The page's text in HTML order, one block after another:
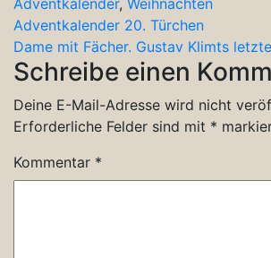
Adventkalender, Weihnachten
Beitragsnavigation
Adventkalender 20. Türchen
Dame mit Fächer. Gustav Klimts
Schreibe einen
Deine E-Mail-Adresse wird nicht
Erforderliche Felder sind mit *
Kommentar *